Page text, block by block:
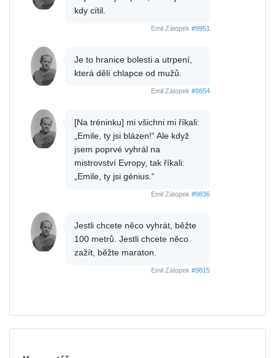
kdy cítil.
Emil Zátopek #9951
Je to hranice bolesti a utrpení,
která dělí chlapce od mužů.
Emil Zátopek #9854
[Na tréninku] mi všichni mi říkali:
„Emile, ty jsi blázen!“ Ale když
jsem poprvé vyhrál na
mistrovství Evropy, tak říkali:
„Emile, ty jsi génius.“
Emil Zátopek #9836
Jestli chcete něco vyhrát, běžte
100 metrů. Jestli chcete něco
zažít, běžte maraton.
Emil Zátopek #9815